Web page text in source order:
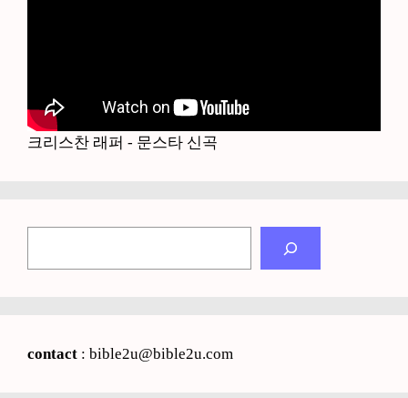
크리스찬 래퍼 - 문스타 신곡
contact : bible2u@bible2u.com